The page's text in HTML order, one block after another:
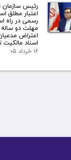
رئیس سازمان
اعتبار مطلق
رسمی در راه
مهلت دو ساله
اعتراض
اسناد
۱۶ خرداد ۰۵